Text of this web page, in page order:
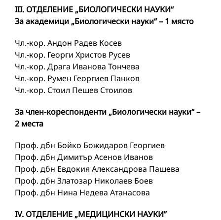
III. ОТДЕЛЕНИЕ „БИОЛОГИЧЕСКИ НАУКИ“
За академици „Биологически науки“ – 1 място
Чл.-кор. Андон Радев Косев
Чл.-кор. Георги Христов Русев
Чл.-кор. Драга Иванова Тончева
Чл.-кор. Румен Георгиев Панков
Чл.-кор. Стоил Пешев Стоилов
За член-кореспонденти „Биологически науки“ –
2 места
Проф. дбн Бойко Божидаров Георгиев
Проф. дбн Димитър Асенов Иванов
Проф. дбн Евдокия Александрова Пашева
Проф. дбн Златозар Николаев Боев
Проф. дбн Нина Недева Атанасова
IV. ОТДЕЛЕНИЕ „МЕДИЦИНСКИ НАУКИ”